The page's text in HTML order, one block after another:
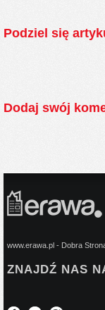
Podziel się
Dodaj swój
www.erawa.pl - Dobra
ZNAJDŹ NAS